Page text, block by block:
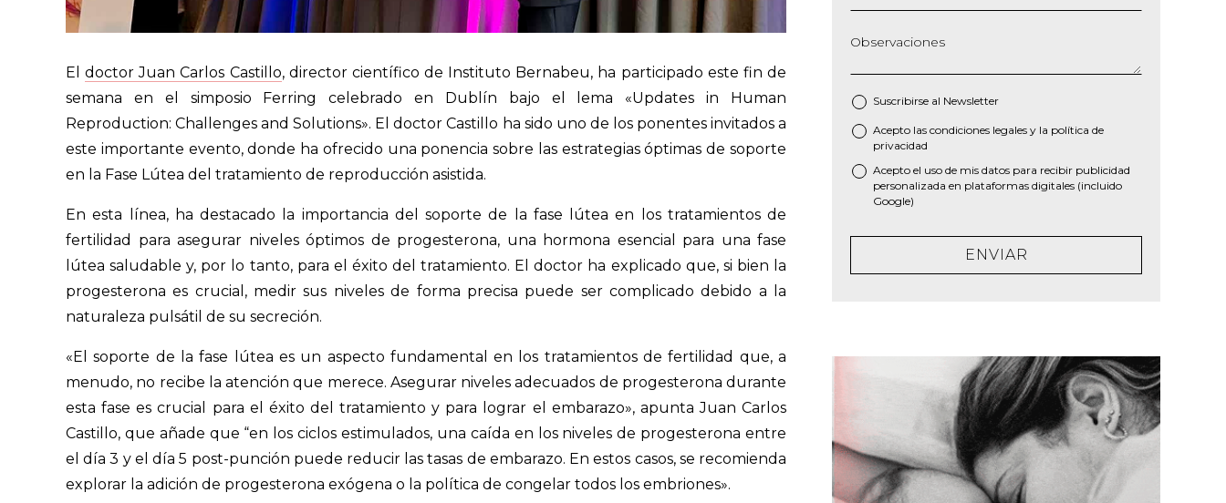
Eldoctor Juan Carlos Castillo, director científico de Instituto Bernabeu, ha participado este fin de
semana en el simposio Ferring celebrado en Dublín bajo el lema «Updates in Human
Reproduction: Challenges and Solutions». El doctor Castillo ha sido uno de los ponentes invitados a
este importante evento, donde ha ofrecido una ponencia sobre las estrategias óptimas de soporte
en la Fase Lútea del tratamiento de reproducción asistida.
En esta línea, ha destacado la importancia del soporte de la fase lútea en los tratamientos de
fertilidad para asegurar niveles óptimos de progesterona, una hormona esencial para una fase
lútea saludable y, por lo tanto, para el éxito del tratamiento. El doctor ha explicado que, si bien la
progesterona es crucial, medir sus niveles de forma precisa puede ser complicado debido a la
naturaleza pulsátil de su secreción.
«El soporte de la fase lútea es un aspecto fundamental en los tratamientos de fertilidad que, a
menudo, no recibe la atención que merece. Asegurar niveles adecuados de progesterona durante
esta fase es crucial para el éxito del tratamiento y para lograr el embarazo», apunta Juan Carlos
Castillo, que añade que “en los ciclos estimulados, una caída en los niveles de progesterona entre
el día 3 y el día 5 post-punción puede reducir las tasas de embarazo. En estos casos, se recomienda
explorar la adición de progesterona exógena o la política de congelar todos los embriones».
Observaciones
Suscribirse al Newsletter
* Acepto las condiciones legales y la política de
privacidad
Acepto el uso de mis datos para recibir publicidad
personalizada en plataformas digitales (incluido
Google)
ENVIAR